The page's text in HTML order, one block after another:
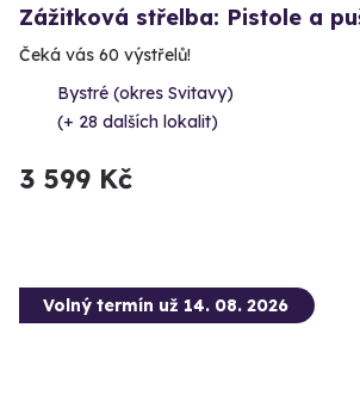
Zážitková střelba: Pistole a
Čeká vás 60 výstřelů!
Bystré (okres Svitavy)
(+ 28 dalších lokalit)
3 599 Kč
Volný termín už 14. 08. 2026